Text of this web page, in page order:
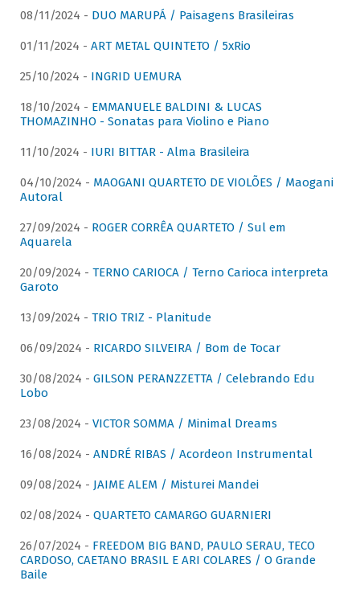
08/11/2024 - DUO MARUPÁ / Paisagens Brasileiras
01/11/2024 - ART METAL QUINTETO / 5xRio
25/10/2024 - INGRID UEMURA
18/10/2024 - EMMANUELE BALDINI & LUCAS
THOMAZINHO - Sonatas para Violino e Piano
11/10/2024 - IURI BITTAR - Alma Brasileira
04/10/2024 - MAOGANI QUARTETO DE VIOLÕES / Maogani
Autoral
27/09/2024 - ROGER CORRÊA QUARTETO / Sul em
Aquarela
20/09/2024 - TERNO CARIOCA / Terno Carioca interpreta
Garoto
13/09/2024 - TRIO TRIZ - Planitude
06/09/2024 - RICARDO SILVEIRA / Bom de Tocar
30/08/2024 - GILSON PERANZZETTA / Celebrando Edu
Lobo
23/08/2024 - VICTOR SOMMA / Minimal Dreams
16/08/2024 - ANDRÉ RIBAS / Acordeon Instrumental
09/08/2024 - JAIME ALEM / Misturei Mandei
02/08/2024 - QUARTETO CAMARGO GUARNIERI
26/07/2024 - FREEDOM BIG BAND, PAULO SERAU, TECO
CARDOSO, CAETANO BRASIL E ARI COLARES / O Grande
Baile